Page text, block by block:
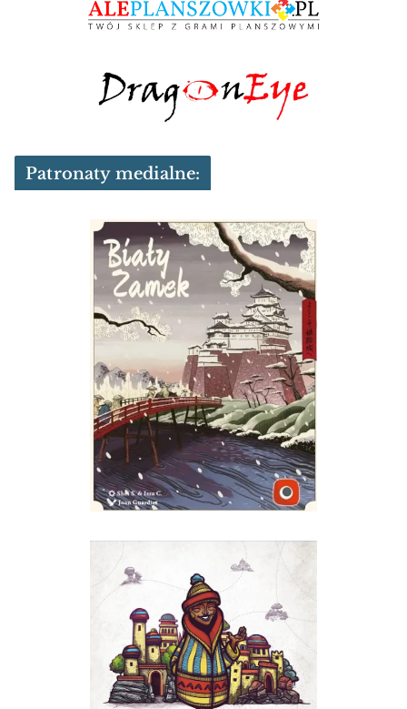
Patronaty medialne: